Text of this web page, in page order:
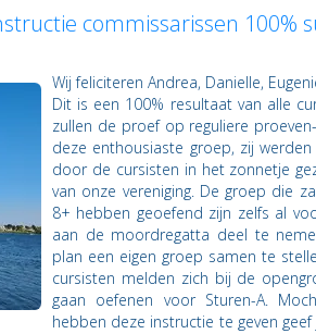
commissarissen 100%
Wij feliciteren Andrea, Danielle,
Dit is een 100% resultaat van alle
zullen de proef op reguliere
deze enthousiaste groep, zij
door de cursisten in het zonnetje
van onze vereniging. De groep die
8+ hebben geoefend zijn zelfs al
aan de moordregatta deel te
plan een eigen groep samen te
cursisten melden zich bij de
gaan oefenen voor Sturen-A.
hebben deze instructie te geven